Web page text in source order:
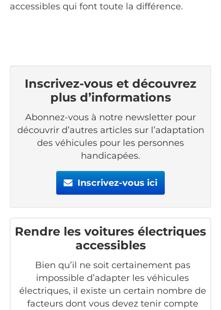
accessibles qui font toute la différence.
Inscrivez-vous et découvrez
plus d’informations
Abonnez-vous à notre newsletter pour
découvrir d’autres articles sur l’adaptation
des véhicules pour les personnes
handicapées.
Inscrivez-vous ici
Rendre les voitures électriques
accessibles
Bien qu’il ne soit certainement pas
impossible d’adapter les véhicules
électriques, il existe un certain nombre de
facteurs dont vous devez tenir compte